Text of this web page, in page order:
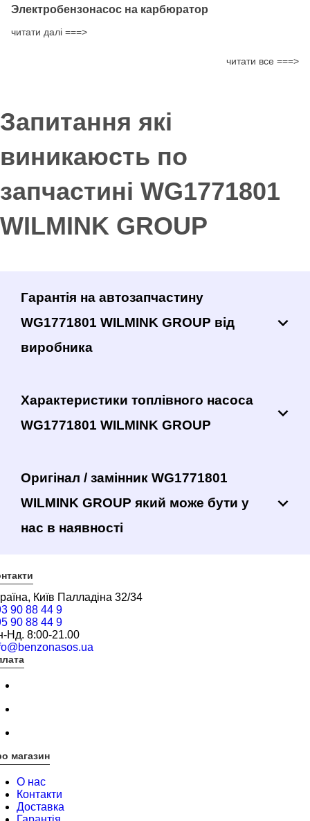
Электробензонасос на карбюратор
читати далі ===>
читати все ===>
Запитання які
виникаюсть по
запчастині WG1771801
WILMINK GROUP
Гарантія на автозапчастину
WG1771801 WILMINK GROUP від
виробника
Характеристики топлівного насоса
WG1771801 WILMINK GROUP
Оригінал / замінник WG1771801
WILMINK GROUP який може бути у
нас в наявності
Київ Палладіна 32/34
90 88 44 9
90 88 44 9
Нд. 8:00-21.00
магазин
О нас
Контакти
Доставка